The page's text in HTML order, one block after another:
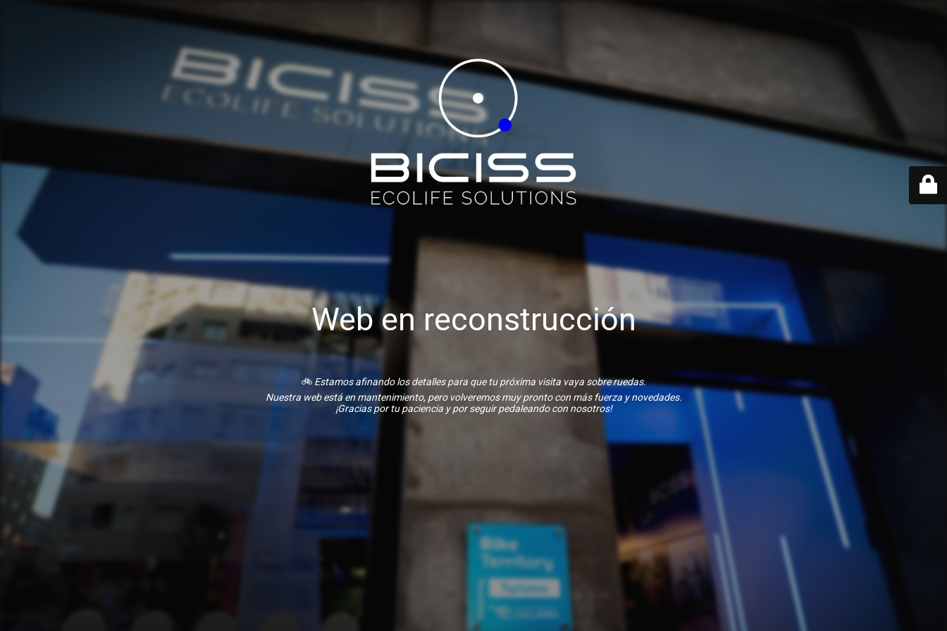
Web en reconstrucción
🚲 Estamos afinando los detalles para que tu próxima visita vaya sobre ruedas.
Nuestra web está en mantenimiento, pero volveremos muy pronto con más fuerza y novedades.
¡Gracias por tu paciencia y por seguir pedaleando con nosotros!